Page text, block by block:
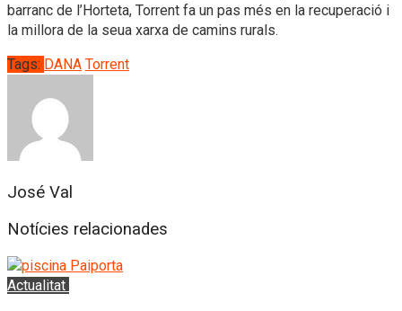
barranc de l’Horteta, Torrent fa un pas més en la recuperació i
la millora de la seua xarxa de camins rurals.
Tags: DANA Torrent
José Val
Notícies relacionades
Actualitat